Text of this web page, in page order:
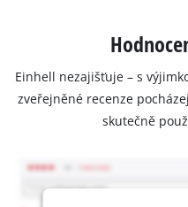
Einhell nezajišťuje – s
zveřejněné recenze
skutečně